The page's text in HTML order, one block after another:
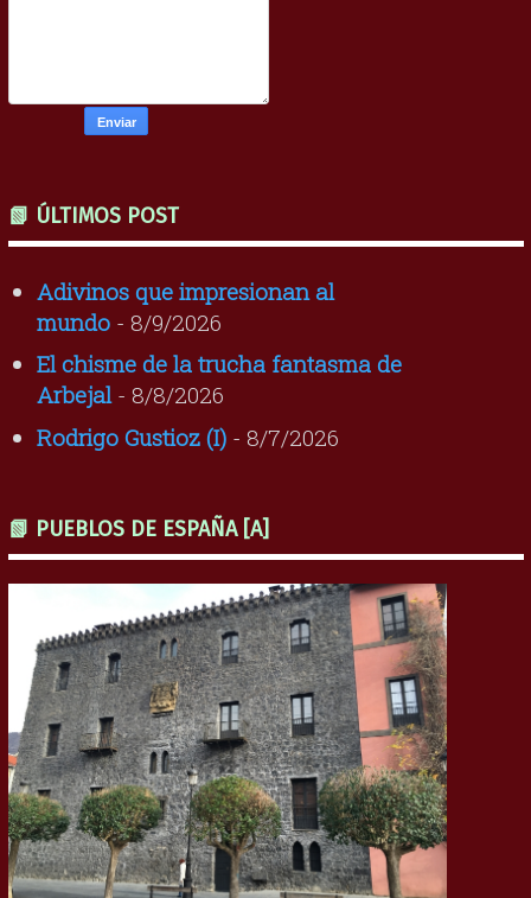
📗 ÚLTIMOS POST
Adivinos que impresionan al
mundo- 8/9/2026
El chisme de la trucha fantasma de
Arbejal- 8/8/2026
Rodrigo Gustioz (I)- 8/7/2026
📗 PUEBLOS DE ESPAÑA [A]